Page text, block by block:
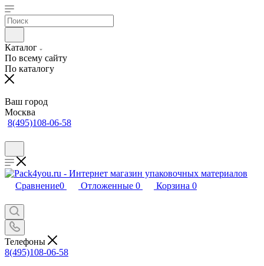
Каталог
По всему сайту
По каталогу
Ваш город
Москва
8(495)108-06-58
Сравнение0 Отложенные 0 Корзина 0
Телефоны
8(495)108-06-58